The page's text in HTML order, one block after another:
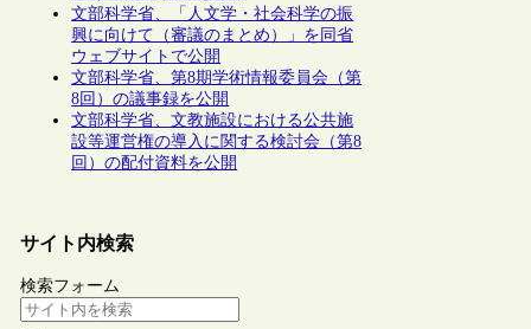
文部科学省、「人文学・社会科学の振
興に向けて（審議のまとめ）」を同省
ウェブサイトで公開
文部科学省、第8期学術情報委員会（第
8回）の議事録を公開
文部科学省、文教施設における公共施
設等運営権の導入に関する検討会（第8
回）の配付資料を公開
サイト内検索
検索フォーム